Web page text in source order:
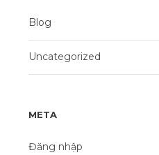
Blog
Uncategorized
META
Đăng nhập